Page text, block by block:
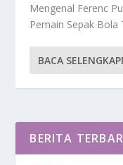
Mengenal Ferenc
Pemain Sepak Bola
BACA
BERITA